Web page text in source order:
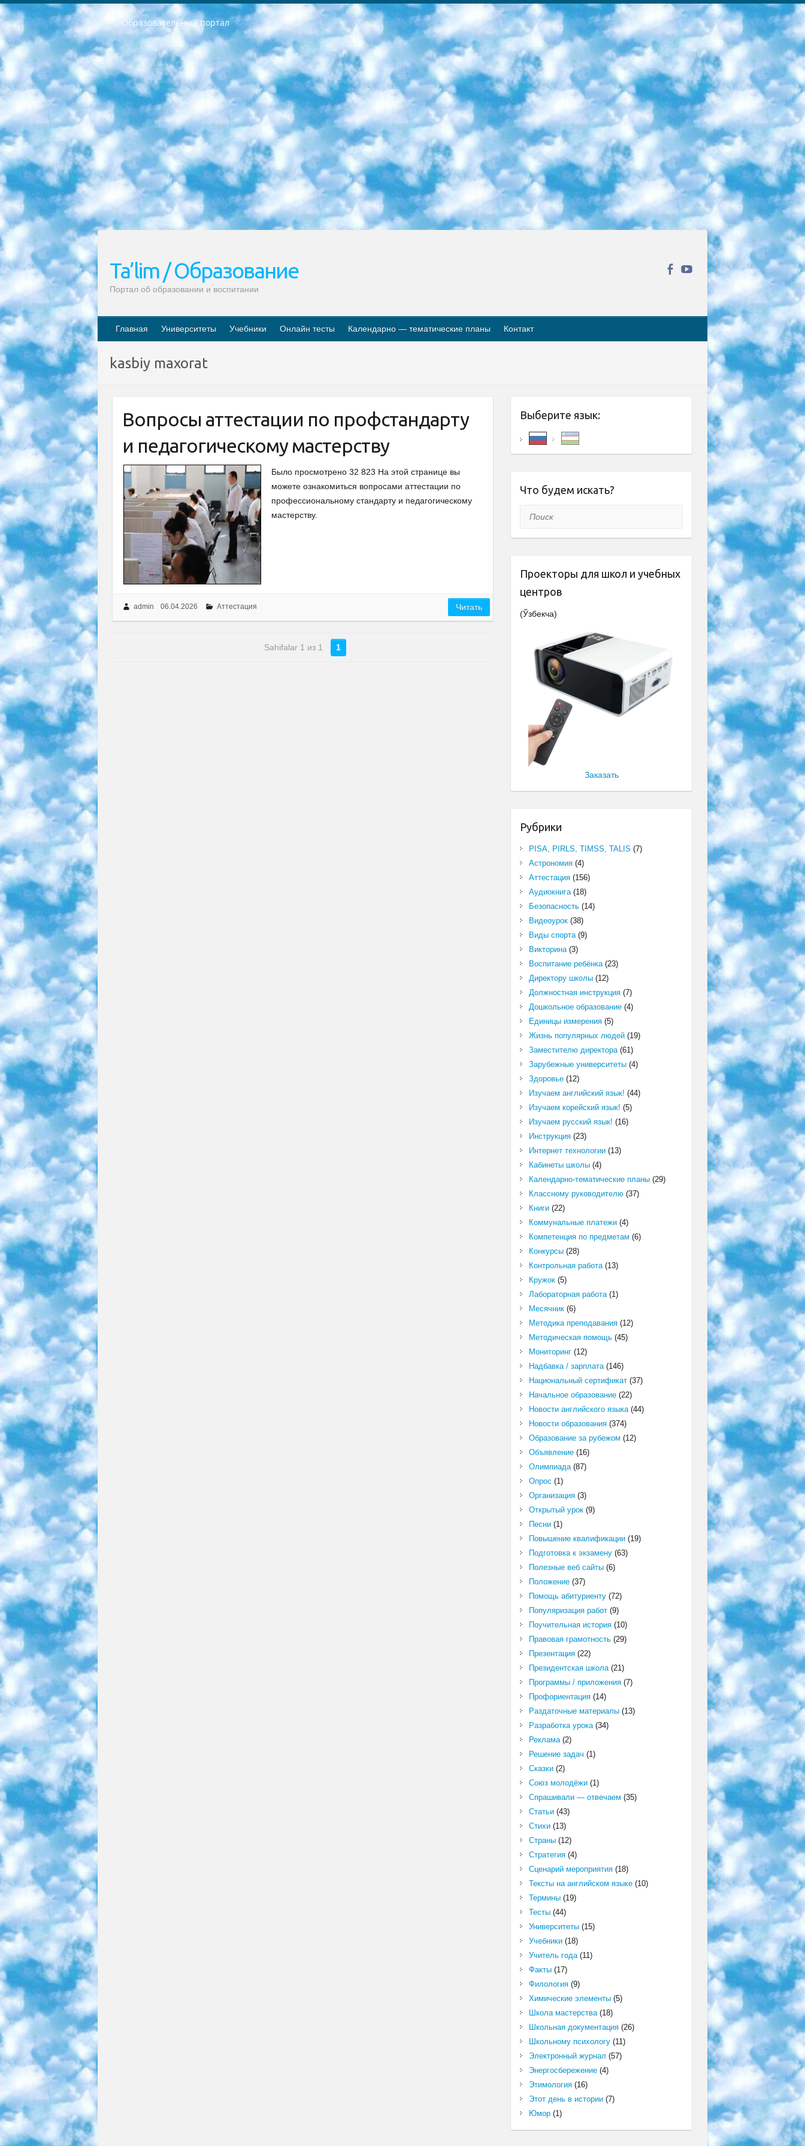
Образовательный портал
РЕСПУБЛИКА УЗБЕКИСТАН МИНИСТРЕРСТВО ДОШКОЛЬНОГО И ШКОЛЬНОГО ОБРАЗОВАНИЯ КОМАНДА в общеобразовательных учреждениях в 2023-2024 учебном году организация и проведение итоговой государственной аттестации обучающихся о Министра дошкольного и школьного образования Республики Узбекистан от 4 марта 2008 года (постановлением Минюста от 20 марта 2008 года № 1778 государственной регистрации) «Итоговое состояние учащихся общего среднего образования на основании положения об утверждении положения об аттестации общего среднего образования выпускной экзамен студентов в образовательных учреждениях в 2023-2024 учебном году В целях организации и прохождения аттестации приказываю: 1. Следующее: перечень предметов, по которым будет проводиться итоговая государственная аттестация и экзамен формы перевода согласно приложению 1; сертификаты международного образца, оценивающие уровень владения иностранными языками перечень согласно приложению 2; 2. Педагогический при специализированных образовательных учреждениях. научно-практический центр квалификации и международной оценки (Д.Давидова) 2024 г. До 25 марта: задания по предметам, по которым будет проводиться итоговая аттестация разработка и утверждение технических условий; итоговая аттестация на основании разработанного предметного задания разработка вопросов по предметам (устно и письменно), экзамен передача; общеобразовательные средние школы и специальные учебные заведения учащиеся выпускных классов школ и интернатов в агентской системе подготовка базы данных экзаменационных материалов и критериев оценки; перевод базы экзаменационных материалов на все языки обучения подать в Республиканский образовательный центр для изготовления; варианты экзаменов на основе разработанных контрольных материалов пусть будут поставлены задачи формирования. 3. Республиканский образовательный центр (Ш.Худайкулов) до 5 апреля 2024 года. до: база данных предоставленных экзаменационных материалов на все языки обучения перевод и экспертиза; для слепых, слабовидящих, глухих, слабослышащих и умственно отсталых детей учащиеся выпускных классов специализированных школ и школ-интернатов база данных экзаменационных материалов на всех преподаваемых языках подготовка критериев оценки; специализированные школы для умственно отсталых детей и технологии для учащихся выпускных классов школ-интернатов разработка соответствующих рекомендаций и критериев проведения ЕГЭ по естествознанию давать задания. 4. Педагогический при специализированных образовательных учреждениях. Научно-практический центр навыков и международной оценки (Д.Давидова), Республика образовательный центр (Худайкулов Ш.) итоговый государственный аттестационный экзамен ориентирован на творческое и логическое мышление при подготовке базы материалов учитывать введение заданий. 5. Следует отметить, что: сертификат государственного образца о знании общеобразовательного предмета и как минимум национальный уровень B1 по предметам на иностранных языках, указанным в Приложении 2. или международно признанный сертификат эквивалентного уровня студенты, изучающие определенный предмет, освобождаются от экзамена; по соответствующим предметам запланирована итоговая государственная аттестация за день до дня, путем жеребьевки Рабочей группой (в письменной форме по предметам, проводимым в форме) из числа сформированных вариантов выбрано 2 варианта; 2 выбранных варианта экзамена анонсированы на официальном сайте министерства и все выпускники по всей стране на основе этих вариантов проводит итоговую государственную аттестацию. 6. Государственное образование учащихся средних общеобразовательных учреждений. знания в соответствии с квалификационными требованиями, которые необходимо приобрести на основании стандартов итоговый (выпускной) контроль для 9 и 11 классов в целях тестирования Экзамены (далее – экзамены) состоят из предметов, перечисленных в приложении 1. будет сделано. 7. Экзамены пройдут с 26 мая по 15 июня 2024 г. (кроме науки физического воспитания). 8. Физическая для учащихся 9 классов общесредних образовательных учреждений. Экзамены по предмету «Образование, квалификация медицина» 1-6 мая 2024 года. сотрудники перевести под присмотр (с отклонениями в физическом или умственном развитии) специализированная школа для детей, школы-интернаты и со сколиозом школы-интернаты санаторного типа для больных детей исключены). 9. Он был слепым, слабовидящим и имел нарушения опорно-двигательного аппарата. экзамены в специализированных школах и интернатах для детей должны проводиться исходя из требований, предъявляемых к общеобразовательным учреждениям (физкультура кроме науки). 10. Специализированная школа для глухих и слабослышащих детей. и экзамены в интернатах и быть реализован в виде письменного теста по математике. 11. Специальность для умственно отсталых детей. Для 9 класса Родной язык и литературное письмо Государственный язык (язык обучения – узбекский). для неклассов) написано Математическое письмо Письменная/устная история Узбекистана Физическое воспитание практично Итоговый контроль Для 11 класса Написание родного языка и литературы (эссе) Математическое письмо Узбекский язык (обучение на узбекском языке) не посещающее общее среднее образование для учреждений)/Образовательное учреждение выбор письменный и устный Иностранный язык письменный/устный Письменная/устная история Узбекистана *По выбору студента:  Химия  Физика  Основы государственного права  География 10 бесплатных образовательных ресурсов - Мы составили подборку онлайн-проектов с интерактивными упражнениями, видеолекциями и статьями. Они помогут вам обрести новые и освежить старые знания бесплатно. 1. «ИНТУИТ» Старейшая образовательная площадка Рунета. Здесь вы найдёте сотни текстовых и видеокурсов на десятки различных тем — от программирования до психологии. Многие курсы подготовлены российскими университетами и крупными международными компаниями вроде Intel и Microsoft. Самостоятельное обучение бесплатное, но желающие могут оплатить услуги персональных наставников. 2. «Смартия» знакомит с актуальными профессиями и подсказывает, как им обучаться. Выбрав заинтересовавшую вас специальность — SMM-специалист, фотограф, веб-дизайнер или другую, — увидите список необходимых для неё умений. Чтобы вы могли освоить их самостоятельно, для каждого умения площадка отображает подборку ссылок на учебные материалы. Хотя «Смартия» ориентируется на русскоязычную аудиторию, часть контента всё же доступна только на английском. 3. «Лекторий Физтеха» Проект Московского физико-технического института (Физтеха). С его помощью вы можете смотреть онлайн серии лекций, записанные на видео в этом вузе. В числе доступных предметов — физика, биология, химия, информационные технологии и другие. К некоторым лекциям администрация ресурса прилагает готовые конспекты, которые можно скачивать в PDF-формате. 4. ITMOcourses Онлайн-площадка Санкт-Петербургского национального исследовательского университета информационных технологий, механики и оптики (ИТМО). Ресурс предоставляет свободный доступ к курсам, разработанным в этом вузе. Каталог материалов разбит на четыре категории: «Оптические системы и технологии», «Приборостроение и робототехника», «Информационные технологии» и «Биотехнологии». Курсы состоят из видеолекций, интерактивных демонстраций и заданий. 5. «КиберЛенинка» Электронная научная библиотека открытого доступа. Каталог площадки регулярно обрастает текстами статей из различных научных изданий. Сгруппированные по журналам и рубрикам публикации можно читать онлайн или скачивать целиком в PDF-формате. Проект нацелен на популяризацию науки за счёт открытого доступа к качественной информации. 6. «ПостНаука» На этом ресурсе публикуют подборки видеолекций, составленные экспертами из разных отраслей и объединённые общими темами. Среди них, к примеру, есть серии «Биоинформатика и геномика», «Культура средневековой Скандинавии» и Cinema Studies о теории кино. Каждая подборка лекций — логически связанная история, рассказанная экспертом от первого лица. Кроме того, на сайте появляются научно-образовательные статьи и тесты на разные темы. 7. «Newочём» Команда проекта «Newочём» отбирает самые интересные тексты из англоязычных СМИ и переводит те из них, за которые голосуют участники сообщества «ВКонтакте». По большей части это научно-популярные статьи. Редакторы придумывают лишь заголовки, в остальном содержание переводов соответствует оригиналам. Полные тексты можно читать прямо в социальной сети. 8. InternetUrok Онлайн-база материалов по основным дисциплинам школьной программы. Информация на сайте структурирована по классам, предметам и темам (урокам). Каждый урок состоит из видеолекций и конспектов. Есть также интерактивные тренажёры и тесты для закрепления пройденного материала. Даже если вы давно окончили школу, возможность повторить программу старших классов всегда может пригодиться. 9. Edutainme Ещё один ресурс об образовании. В отличие от Newtonew, как мне кажется, Edutainme больше ориентируется на представителей индустрии: педагогов, предпринимателей, разработчиков образовательных проектов. Но и любой, кто просто стремится к саморазвитию, найдёт на сайте много полезного и интересного для себя. Например, информацию о новых курсах и образовательных сервисах. 10. Newtonew Онлайн-медиа об образовании и обучении в широком смысле. Авторы Newtonew пишут об инструментах, заведениях, тактиках и стратегиях, которые помогают учить других и получать новые знания самостоятельно. На этой площадке вы найдёте новости, обзоры, аналитические мат
Ta’lim / Образование
Портал об образовании и воспитании
Главная Университеты Учебники Онлайн тесты Календарно — тематические планы Контакт
kasbiy maxorat
Вопросы аттестации по профстандарту
и педагогическому мастерству
Было просмотрено 32 823 На этой странице вы
можете ознакомиться вопросами аттестации по
профессиональному стандарту и педагогическому
мастерству.
admin 06.04.2026 Аттестация Читать
Sahifalar 1 из 1 1
Выберите язык:
Что будем искать?
Поиск
Проекторы для школ и учебных
центров
(Ўзбекча)
Заказать
Рубрики
PISA, PIRLS, TIMSS, TALIS (7)
Астрономия(4)
Аттестация(156)
Аудиокнига(18)
Безопасность(14)
Видеоурок(38)
Виды спорта(9)
Викторина(3)
Воспитание ребёнка(23)
Директору школы(12)
Должностная инструкция(7)
Дошкольное образование(4)
Единицы измерения(5)
Жизнь популярных людей(19)
Заместителю директора(61)
Зарубежные университеты(4)
Здоровье(12)
Изучаем английский язык! (44)
Изучаем корейский язык! (5)
Изучаем русский язык! (16)
Инструкция(23)
Интернет технологии(13)
Кабинеты школы(4)
Календарно-тематические планы(29)
Классному руководителю(37)
Книги(22)
Коммунальные платежи(4)
Компетенция по предметам (6)
Конкурсы(28)
Контрольная работа(13)
Кружок(5)
Лабораторная работа(1)
Месячник(6)
Методика преподавания(12)
Методическая помощь(45)
Мониторинг(12)
Надбавка / зарплата(146)
Национальный сертификат(37)
Начальное образование(22)
Новости английского языка(44)
Новости образования(374)
Образование за рубежом (12)
Объявление(16)
Олимпиада(87)
Опрос (1)
Организация(3)
Открытый урок(9)
Песни(1)
Повышение квалификации(19)
Подготовка к экзамену(63)
Полезные веб сайты(6)
Положение(37)
Помощь абитуриенту(72)
Популяризация работ(9)
Поучительная история(10)
Правовая грамотность(29)
Презентация(22)
Президентская школа(21)
Программы / приложения(7)
Профориентация(14)
Раздаточные материалы(13)
Разработка урока(34)
Реклама(2)
Решение задач (1)
Сказки(2)
Союз молодёжи(1)
Спрашивали — отвечаем (35)
Статьи(43)
Стихи(13)
Страны(12)
Стратегия(4)
Сценарий мероприятия(18)
Тексты на английском языке(10)
Термины(19)
Тесты(44)
Университеты(15)
Учебники(18)
Учитель года(11)
Факты(17)
Филология(9)
Химические элементы(5)
Школа мастерства(18)
Школьная документация(26)
Школьному психологу(11)
Электронный журнал (57)
Энергосбережение(4)
Этимология(16)
Этот день в истории(7)
Юмор(1)